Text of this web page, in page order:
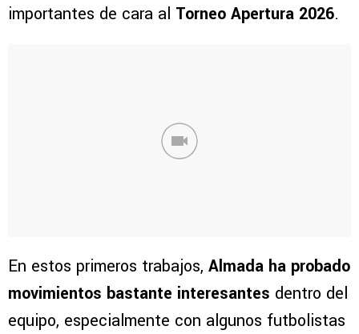
importantes de cara al Torneo Apertura 2026.
En estos primeros trabajos, Almada ha probado
movimientos bastante interesantes dentro del
equipo, especialmente con algunos futbolistas